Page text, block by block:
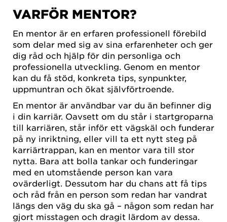
VARFÖR MENTOR?
En mentor är en erfaren professionell förebild
som delar med sig av sina erfarenheter och ger
dig råd och hjälp för din personliga och
professionella utveckling. Genom en mentor
kan du få stöd, konkreta tips, synpunkter,
uppmuntran och ökat självförtroende.
En mentor är användbar var du än befinner dig
i din karriär. Oavsett om du står i startgroparna
till karriären, står inför ett vägskäl och funderar
på ny inriktning, eller vill ta ett nytt steg på
karriärtrappan, kan en mentor vara till stor
nytta. Bara att bolla tankar och funderingar
med en utomstående person kan vara
ovärderligt. Dessutom har du chans att få tips
och råd från en person som redan har vandrat
längs den väg du ska gå – någon som redan har
gjort misstagen och dragit lärdom av dessa.